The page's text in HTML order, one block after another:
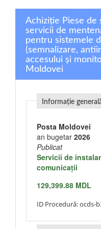
Achiziție Piese de
servicii de
pentru sistemele
(semnalizare,
accesului și
Moldovei
Informație
Posta Moldovei
an bugetar 2026
Publicat
Servicii de
comunicaţii
129,399.88 MDL
ID Procedură:ocds-